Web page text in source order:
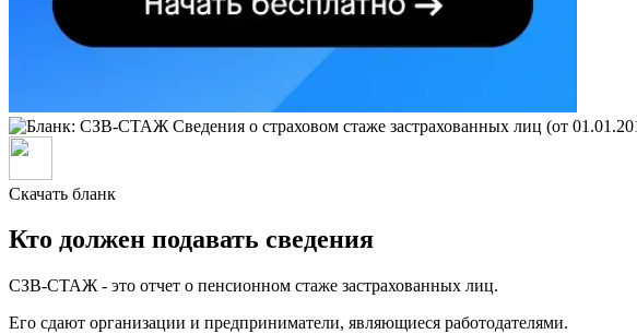
Скачать бланк
Кто должен подавать сведения
СЗВ-СТАЖ - это отчет о пенсионном стаже застрахованных лиц.
Его сдают организации и предприниматели, являющиеся работодателями.